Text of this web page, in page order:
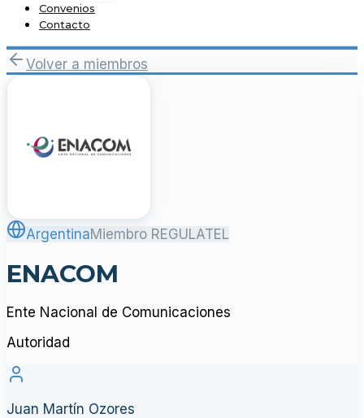
Convenios
Contacto
Volver a miembros
ArgentinaMiembro REGULATEL
ENACOM
Ente Nacional de Comunicaciones
Autoridad
Juan Martín Ozores